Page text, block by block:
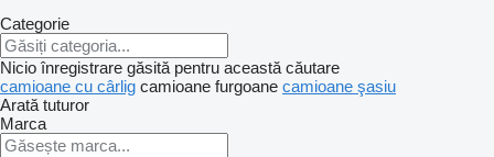
Categorie
Nicio înregistrare găsită pentru această căutare
camioane cu cârlig camioane furgoane camioane şasiu
Arată tuturor
Marca